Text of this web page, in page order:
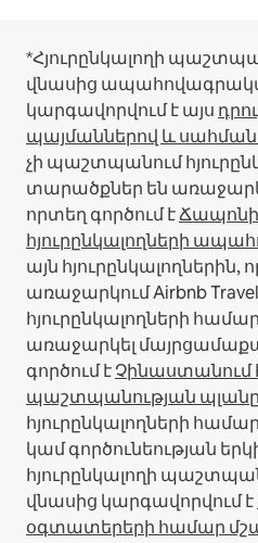
*Հյուրընկալողի
վնասից
կարգավորվում է այս
պայմաններով և
չի պաշտպանում
տարածքներ են
որտեղ գործում է
հյուրընկալողների
այն
առաջարկում Airbnb Travel
հյուրընկալողների
առաջարկել
գործում էՉինաստանում
պաշտպանության պլանը
հյուրընկալողների
կամ գործունեության
հյուրընկալողի
վնասից կարգավորվում է
օգտատերերի համար